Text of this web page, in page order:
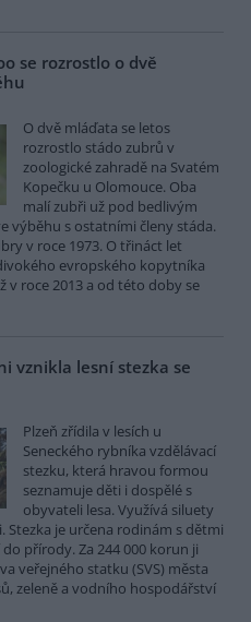
se rozrostlo o dvě
O dvě mláďata se letos
rozrostlo stádo zubrů v
zoologické zahradě na Svatém
Kopečku u Olomouce. Oba
malí zubři už pod bedlivým
výběhu s ostatními členy stáda.
v roce 1973. O třináct let
evropského kopytníka
v roce 2013 a od této doby se
vznikla lesní stezka se
Plzeň zřídila v lesích u
Seneckého rybníka vzdělávací
stezku, která hravou formou
seznamuje děti i dospělé s
obyvateli lesa. Využívá siluety
Stezka je určena rodinám s dětmi
přírody. Za 244 000 korun ji
veřejného statku (SVS) města
zeleně a vodního hospodářství